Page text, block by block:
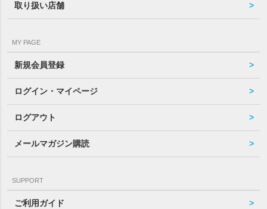
取り扱い店舗
MY PAGE
新規会員登録
ログイン・マイページ
ログアウト
メールマガジン購読
SUPPORT
ご利用ガイド